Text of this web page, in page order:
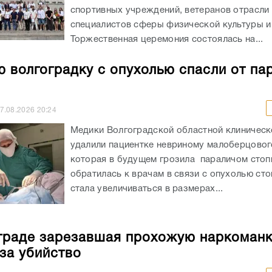
спортивных учреждений, ветеранов отрасли
специалистов сферы физической культуры
Торжественная церемония состоялась на...
с опухолью спасли от
20:24
Медики Волгоградской областной
удалили пациентке невриному
которая в будущем грозила параличом
обратилась к врачам в связи с опухолью
стала увеличиваться в размерах...
зарезавшая прохожую
убийство